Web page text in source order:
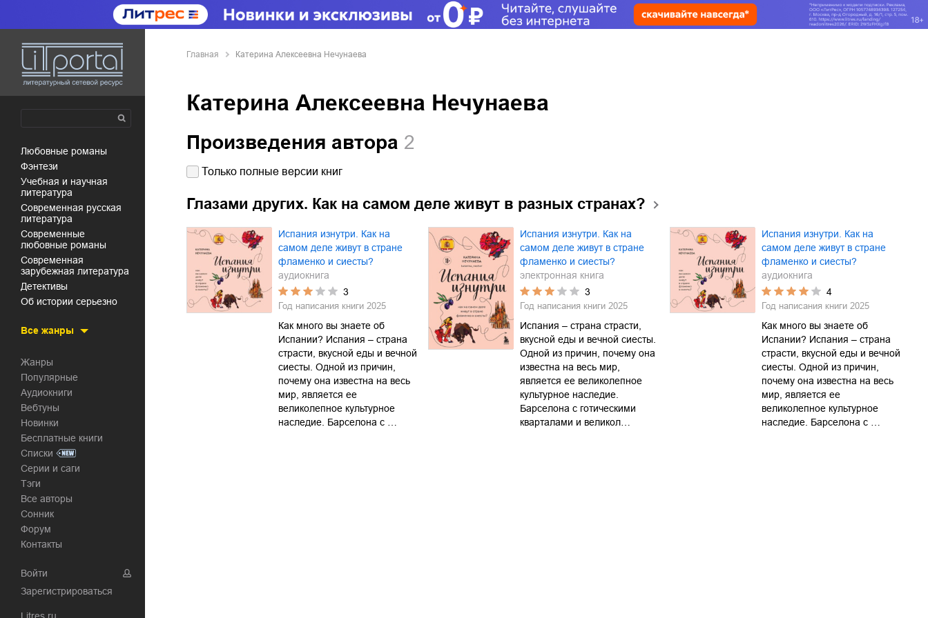
любовные романы
фэнтези
учебная и научная
литература
современная русская
литература
современные
любовные романы
современная
зарубежная литература
детективы
об истории серьезно
Все жанры
Жанры
Популярные
Аудиокниги
Вебтуны
Новинки
Бесплатные книги
Списки
Серии и саги
Тэги
Все авторы
Сонник
Форум
Контакты
Войти
Зарегистрироваться
Главная Катерина Алексеевна Нечунаева
Катерина Алексеевна Нечунаева
Произведения автора 2
Только полные версии книг
Глазами других. Как на самом деле живут в разных странах?
Испания изнутри. Как на
самом деле живут в стране
фламенко и сиесты?
аудиокнига
3
Год написания книги 2025
Как много вы знаете об
Испании? Испания – страна
страсти, вкусной еды и вечной
сиесты. Одной из причин,
почему она известна на весь
мир, является ее
великолепное культурное
наследие. Барселона с …
Испания изнутри. Как на
самом деле живут в стране
фламенко и сиесты?
электронная книга
3
Год написания книги 2025
Испания – страна страсти,
вкусной еды и вечной сиесты.
Одной из причин, почему она
известна на весь мир,
является ее великолепное
культурное наследие.
Барселона с готическими
кварталами и великол…
Испания изнутри. Как на
самом деле живут в стране
фламенко и сиесты?
аудиокнига
4
Год написания книги 2025
Как много вы знаете об
Испании? Испания – страна
страсти, вкусной еды и вечной
сиесты. Одной из причин,
почему она известна на весь
мир, является ее
великолепное культурное
наследие. Барселона с …